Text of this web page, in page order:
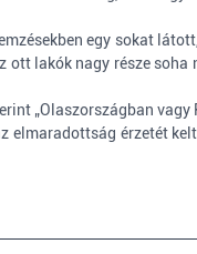
egy sokat
lakók nagy része soha
„Olaszországban
érzetét